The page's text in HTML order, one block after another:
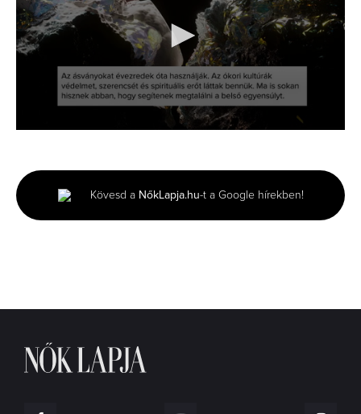
minute,
27
seconds
Kövesd a NőkLapja.hu-t a Google hírekben!